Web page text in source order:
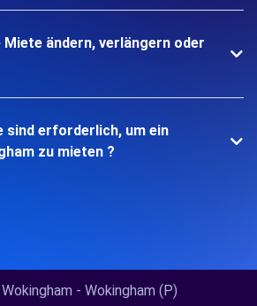
Miete ändern, verlängern oder
sind erforderlich, um ein
zu mieten ?
- Wokingham (P)